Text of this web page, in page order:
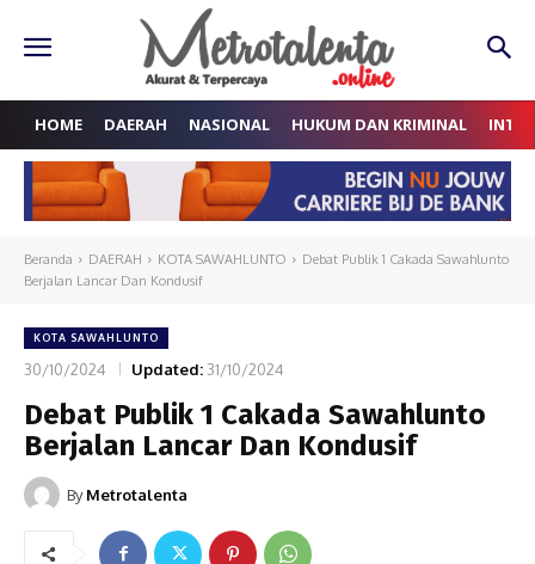
HOME DAERAH NASIONAL HUKUM DAN KRIMINAL
Beranda DAERAH KOTA SAWAHLUNTO
Debat Publik 1 Cakada Sawahlunto
Berjalan Lancar Dan Kondusif
KOTA SAWAHLUNTO
30/10/2024 Updated: 31/10/2024
Debat Publik 1 Cakada Sawahlunto
Berjalan Lancar Dan Kondusif
By Metrotalenta